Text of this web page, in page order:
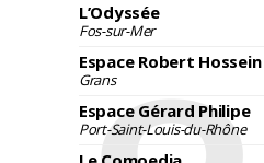
L’Odyssée
Fos-sur-Mer
Espace Robert Hossein
Grans
Espace Gérard Philipe
Port-Saint-Louis-du-Rhône